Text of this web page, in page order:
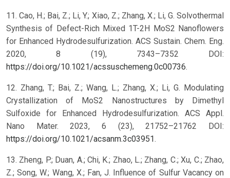
11. Cao, H.; Bai, Z.; Li, Y.; Xiao, Z.; Zhang, X.; Li, G. Solvothermal
Synthesis of Defect-Rich Mixed 1T-2H MoS2 Nanoflowers
for Enhanced Hydrodesulfurization. ACS Sustain. Chem. Eng.
2020, 8 (19), 7343–7352 DOI:
https://doi.org/10.1021/acssuschemeng.0c00736.
12. Zhang, T.; Bai, Z.; Wang, L.; Zhang, X.; Li, G. Modulating
Crystallization of MoS2 Nanostructures by Dimethyl
Sulfoxide for Enhanced Hydrodesulfurization. ACS Appl.
Nano Mater. 2023, 6 (23), 21752–21762 DOI:
https://doi.org/10.1021/acsanm.3c03951.
13. Zheng, P.; Duan, A.; Chi, K.; Zhao, L.; Zhang, C.; Xu, C.; Zhao,
Z.; Song, W.; Wang, X.; Fan, J. Influence of Sulfur Vacancy on